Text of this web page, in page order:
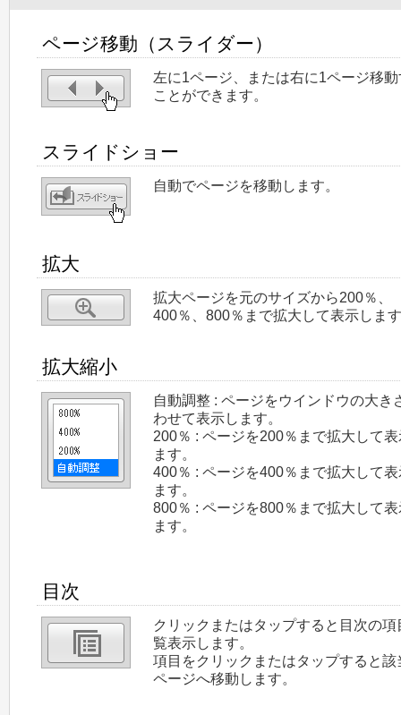
ページ移動（スライダー）
左に1ページ、または右に1ページ移
ことができます。
スライドショー
自動でページを移動します。
拡大
拡大ページを元のサイズから200％、
400％、800％まで拡大して表示しま
拡大縮小
自動調整 : ページをウインドウの大き
わせて表示します。
200％ : ページを200％まで拡大して
ます。
400％ : ページを400％まで拡大して
ます。
800％ : ページを800％まで拡大して
ます。
目次
クリックまたはタップすると目次の項
覧表示します。
項目をクリックまたはタップすると該
ページへ移動します。